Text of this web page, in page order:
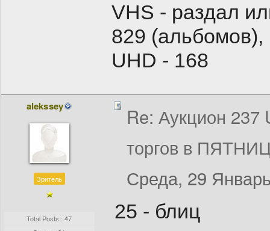
VHS - раздал
829
UHD - 168
alekssey
Зритель
Total Posts : 47
Re: Аукцион 237
торгов в
Среда, 29
25 - блиц